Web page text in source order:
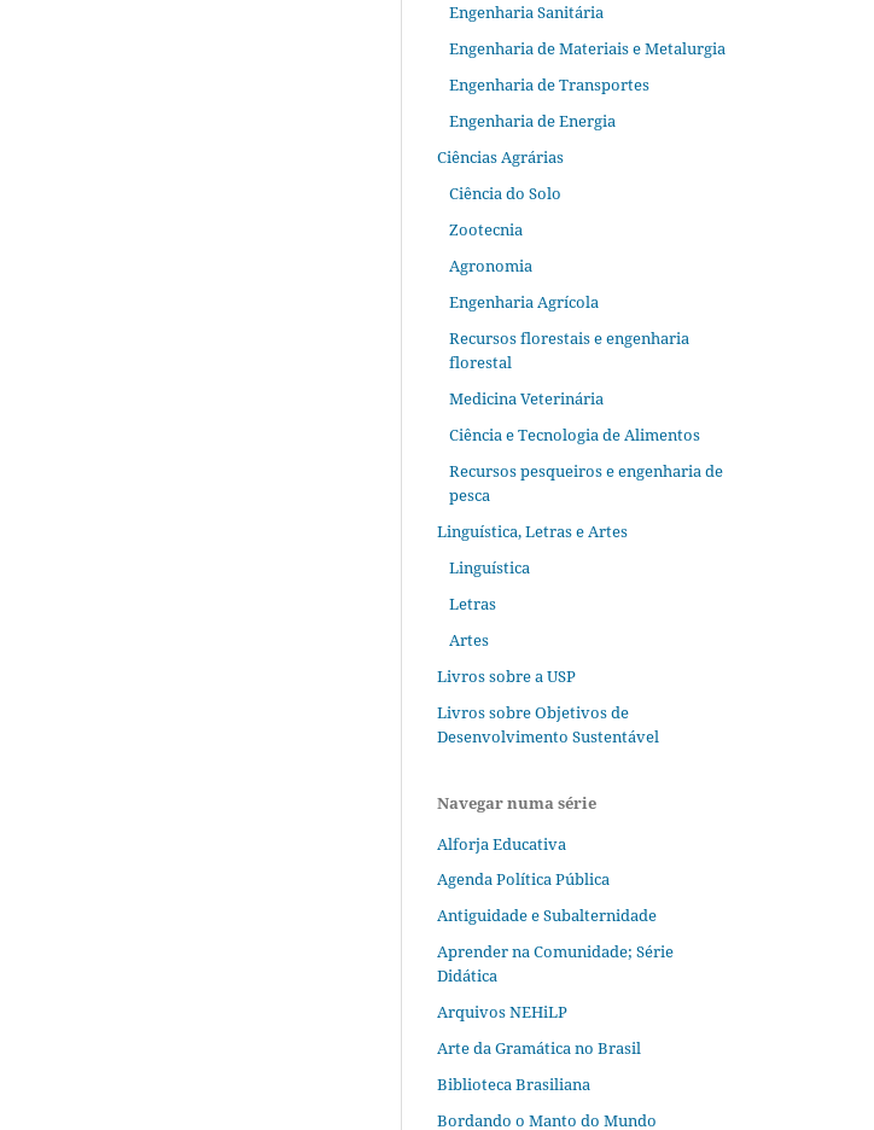
Engenharia Sanitária
Engenharia de Materiais e Metalurgia
Engenharia de Transportes
Engenharia de Energia
Ciências Agrárias
Ciência do Solo
Zootecnia
Agronomia
Engenharia Agrícola
Recursos florestais e engenharia
florestal
Medicina Veterinária
Ciência e Tecnologia de Alimentos
Recursos pesqueiros e engenharia de
pesca
Linguística, Letras e Artes
Linguística
Letras
Artes
Livros sobre a USP
Livros sobre Objetivos de
Desenvolvimento Sustentável
Navegar numa série
Alforja Educativa
Agenda Política Pública
Antiguidade e Subalternidade
Aprender na Comunidade; Série
Didática
Arquivos NEHiLP
Arte da Gramática no Brasil
Biblioteca Brasiliana
Bordando o Manto do Mundo